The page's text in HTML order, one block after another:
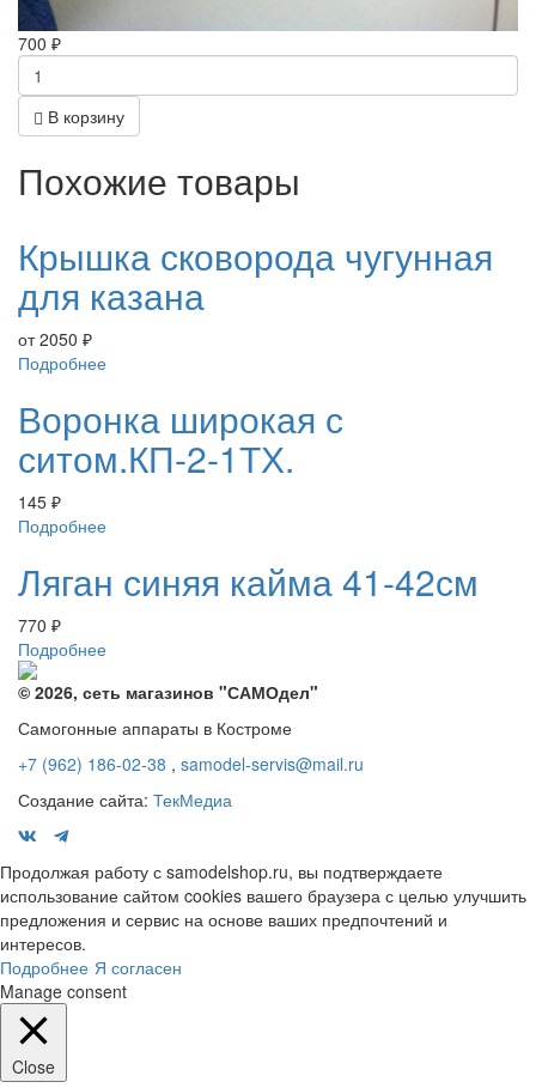
700 ₽
В корзину
Похожие товары
Крышка сковорода чугунная
для казана
от2050 ₽
Подробнее
Воронка широкая с
ситом.КП-2-1ТХ.
145 ₽
Подробнее
Ляган синяя кайма 41-42см
770 ₽
Подробнее
© 2026, сеть магазинов "САМОдел"
Самогонные аппараты в Костроме
+7 (962) 186-02-38 , samodel-servis@mail.ru
Создание сайта: ТекМедиа
Продолжая работу с samodelshop.ru, вы подтверждаете
использование сайтом cookies вашего браузера с целью улучшить
предложения и сервис на основе ваших предпочтений и
интересов.
Подробнее Я согласен
Manage consent
Close